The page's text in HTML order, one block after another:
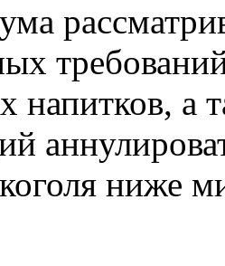
напитков, а
ниже